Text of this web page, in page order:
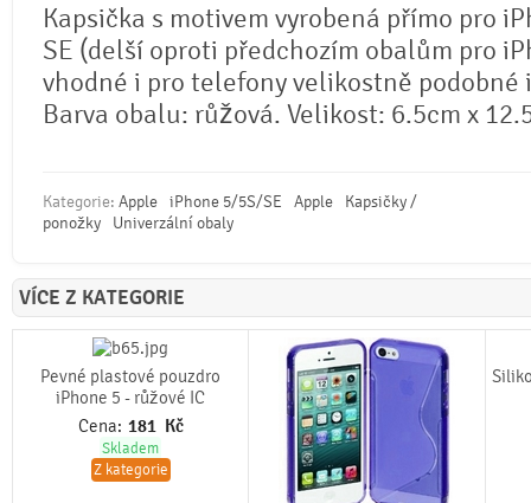
Kapsička s motivem vyrobená přímo pro
SE (delší oproti předchozím obalům pro
vhodné i pro telefony velikostně podobné
Barva obalu: růžová. Velikost: 6.5cm x
Kategorie: Apple iPhone 5/5S/SE Apple
Kapsičky /
ponožky
Univerzální obaly
VÍCE Z KATEGORIE
Pevné plastové pouzdro
iPhone 5 - růžové IC
Cena: 181 Kč
Skladem
Z kategorie